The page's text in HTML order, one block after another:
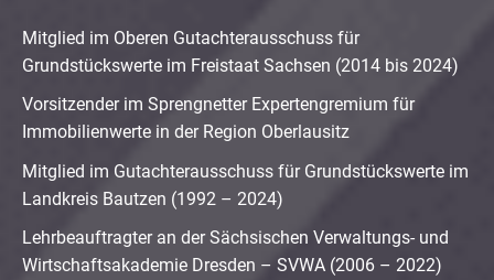
Mitglied im Oberen Gutachterausschuss für
Grundstückswerte im Freistaat Sachsen (2014 bis 2024)
Vorsitzender im Sprengnetter Expertengremium für
Immobilienwerte in der Region Oberlausitz
Mitglied im Gutachterausschuss für Grundstückswerte im
Landkreis Bautzen (1992 – 2024)
Lehrbeauftragter an der Sächsischen Verwaltungs- und
Wirtschaftsakademie Dresden – SVWA (2006 – 2022)